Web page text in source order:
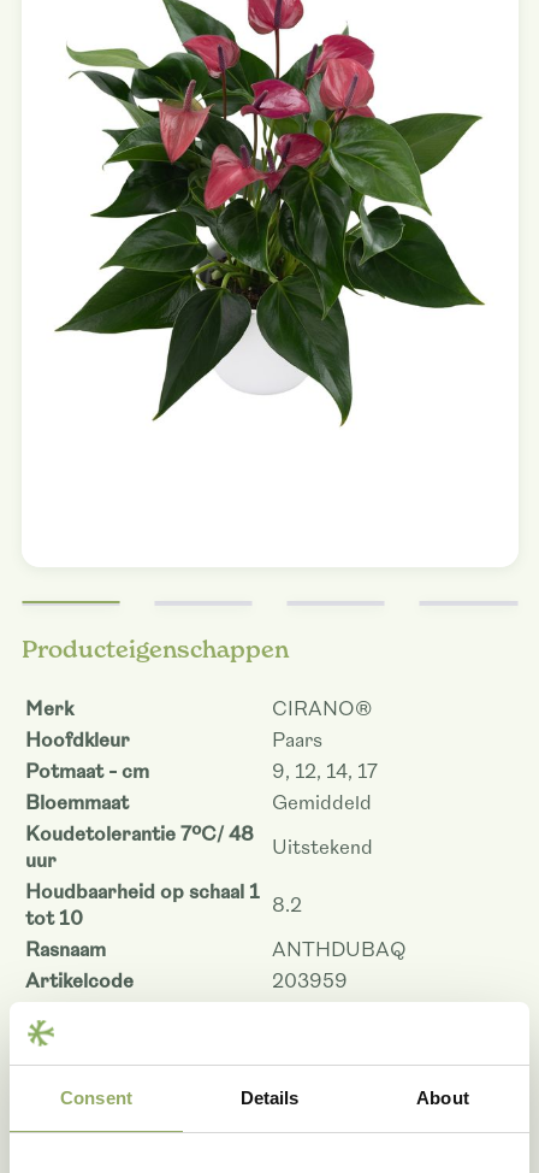
Consent Details About
Producteigenschappen
Merk
CIRANO®
Hoofdkleur
Paars
Potmaat - cm
9, 12, 14, 17
Bloemmaat
Gemiddeld
Koudetolerantie 7ºC/ 48
uur
Uitstekend
Houdbaarheid op schaal 1
tot 10
8.2
Rasnaam
ANTHDUBAQ
Artikelcode
203959
Download als PDF